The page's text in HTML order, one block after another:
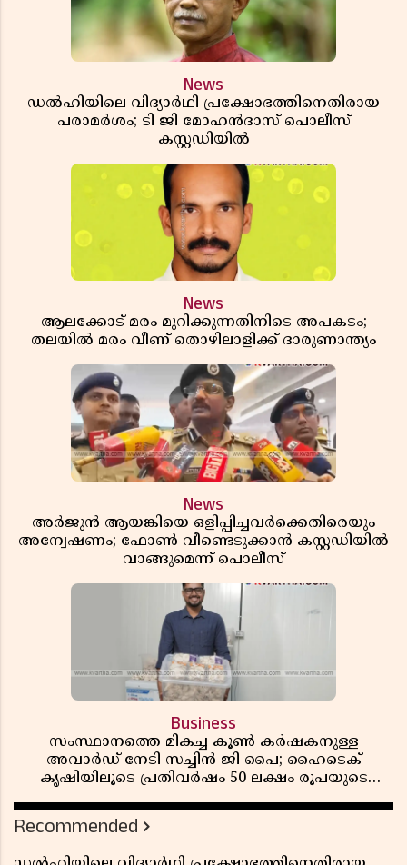
News
ഡൽഹിയിലെ വിദ്യാർഥി പ്രക്ഷോഭത്തിനെതിരായ
പരാമർശം; ടി ജി മോഹൻദാസ് പൊലീസ്
കസ്റ്റഡിയിൽ
News
ആലക്കോട് മരം മുറിക്കുന്നതിനിടെ അപകടം;
തലയിൽ മരം വീണ് തൊഴിലാളിക്ക് ദാരുണാന്ത്യം
News
അർജുൻ ആയങ്കിയെ ഒളിപ്പിച്ചവർക്കെതിരെയും
അന്വേഷണം; ഫോൺ വീണ്ടെടുക്കാൻ കസ്റ്റഡിയിൽ
വാങ്ങുമെന്ന് പൊലീസ്
Business
സംസ്ഥാനത്തെ മികച്ച കൂൺ കർഷകനുള്ള
അവാർഡ് നേടി സച്ചിൻ ജി പൈ; ഹൈടെക്
കൃഷിയിലൂടെ പ്രതിവർഷം 50 ലക്ഷം രൂപയുടെ
Recommended